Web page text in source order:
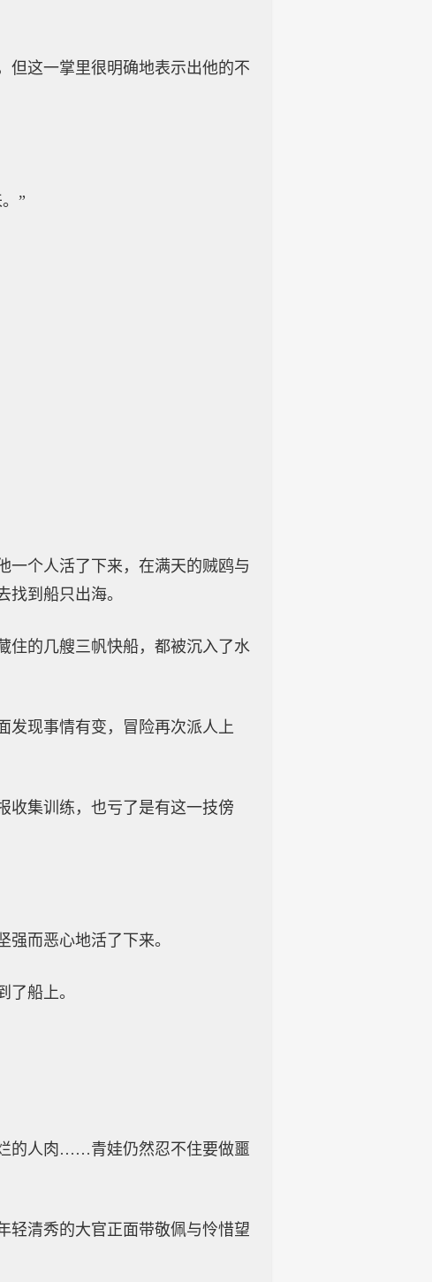
但这一掌里很明确地表示出他的不
”
一个人活了下来，在满天的贼鸥与
到船只出海。
住的几艘三帆快船，都被沉入了水
发现事情有变，冒险再次派人上
收集训练，也亏了是有这一技傍
而恶心地活了下来。
船上。
的人肉……青娃仍然忍不住要做噩
轻清秀的大官正面带敬佩与怜惜望